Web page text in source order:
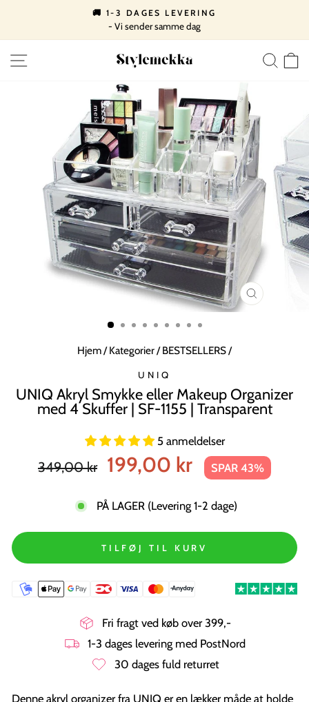
indhold
Pause
🚚 1-3 DAGES LEVERING
- Vi sender samme dag
SIDE NAVIGATION
LUK
Hjem/ Kategorier/ BESTSELLERS/
UNIQ
UNIQ Akryl Smykke eller Makeup Organizer
med 4 Skuffer | SF-1155 | Transparent
5 anmeldelser
pris
349,00 kr
Tilbudspris
199,00 kr SPAR 43%
PÅ LAGER (Levering 1-2 dage)
TILFØJ TIL KURV
Fri fragt ved køb over 399,-
1-3 dages levering med PostNord
30 dages fuld returret
Denne akryl organizer fra UNIQ er en lækker måde at holde